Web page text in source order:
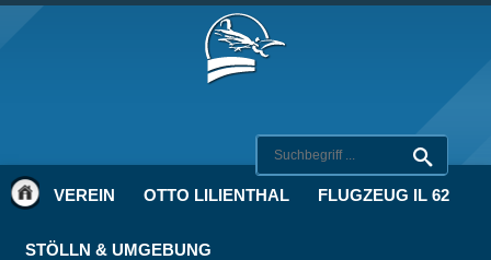
VEREIN OTTO LILIENTHAL FLUGZEUG IL 62
STÖLLN & UMGEBUNG